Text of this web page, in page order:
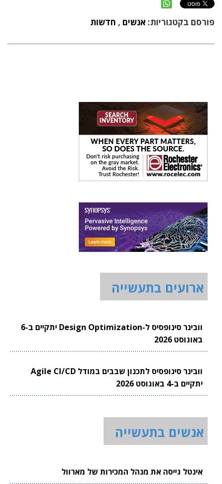
פורסם בקטגוריות: אנשים , חדשות
ארועים בתעשייה
וובינר סינופסיס ל-Design Optimization יתקיים ב-6
באוגוסט 2026
וובינר סינופסיס לתכנון שבבים במודל Agile CI/CD
יתקיים ב-4 באוגוסט 2026
אנשים בתעשייה
אינטל גייסה את מנהל המכירות של מארוול